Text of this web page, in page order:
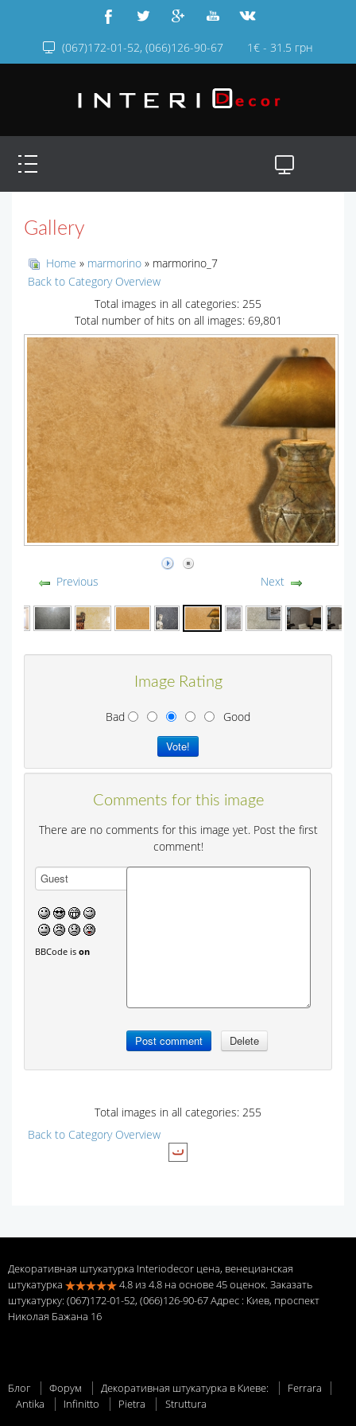
(067)172-01-52, (066)126-90-67 1€ - 31.5 грн
Gallery
Home » marmorino » marmorino_7
Back to Category Overview
Total images in all categories: 255
Total number of hits on all images: 69,801
Previous Next
Image Rating
Bad Good
Comments for this image
There are no comments for this image yet. Post the first
comment!
BBCode ison
Total images in all categories: 255
Back to Category Overview
Декоративная штукатурка Interiodecor цена, венецианская
штукатурка
4.8 из4.8 на основе45оценок. Заказать
штукатурку: (067)172-01-52, (066)126-90-67 Адрес : Киев, проспект
Николая Бажана 16
Блог Форум Декоративная штукатурка в Киеве:
Ferrara
Antika
Infinitto Pietra Struttura